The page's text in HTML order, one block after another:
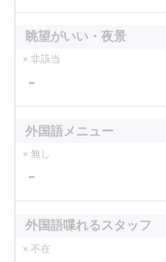
眺望がいい・夜景
× 非該当
－
外国語メニュー
× 無し
－
外国語喋れるスタッフ
× 不在